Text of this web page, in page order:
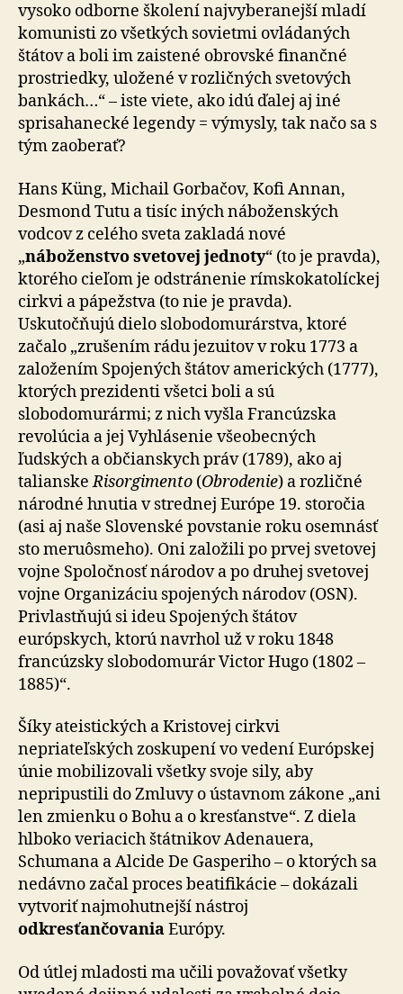
vysoko odborne školení najvyberanejší mladí
komunisti zo všetkých sovietmi ovládaných
štátov a boli im zaistené obrovské finančné
prostriedky, uložené v rozličných svetových
bankách…“ – iste viete, ako idú ďalej aj iné
sprisahanecké legendy = výmysly, tak načo sa s
tým zaoberať?
Hans Küng, Michail Gorbačov, Kofi Annan,
Desmond Tutu a tisíc iných náboženských
vodcov z celého sveta zakladá nové
„náboženstvo svetovej jednoty“ (to je pravda),
ktorého cieľom je odstránenie rímskokatolíckej
cirkvi a pápežstva (to nie je pravda).
Uskutočňujú dielo slobodomurárstva, ktoré
začalo „zrušením rádu jezuitov v roku 1773 a
založením Spojených štátov amerických (1777),
ktorých prezidenti všetci boli a sú
slobodomurármi; z nich vyšla Francúzska
revolúcia a jej Vyhlásenie všeobecných
ľudských a občianskych práv (1789), ako aj
talianskeRisorgimento (Obrodenie) a rozličné
národné hnutia v strednej Európe 19. storočia
(asi aj naše Slovenské povstanie roku osemnásť
sto meruôsmeho). Oni založili po prvej svetovej
vojne Spoločnosť národov a po druhej svetovej
vojne Organizáciu spojených národov (OSN).
Privlastňujú si ideu Spojených štátov
európskych, ktorú navrhol už v roku 1848
francúzsky slobodomurár Victor Hugo (1802 –
1885)“.
Šíky ateistických a Kristovej cirkvi
nepriateľských zoskupení vo vedení Európskej
únie mobilizovali všetky svoje sily, aby
nepripustili do Zmluvy o ústavnom zákone „ani
len zmienku o Bohu a o kresťanstve“. Z diela
hlboko veriacich štátnikov Adenauera,
Schumana a Alcide De Gasperiho – o ktorých sa
nedávno začal proces beatifikácie – dokázali
vytvoriť najmohutnejší nástroj
odkresťančovaniaEurópy.
Od útlej mladosti ma učili považovať všetky